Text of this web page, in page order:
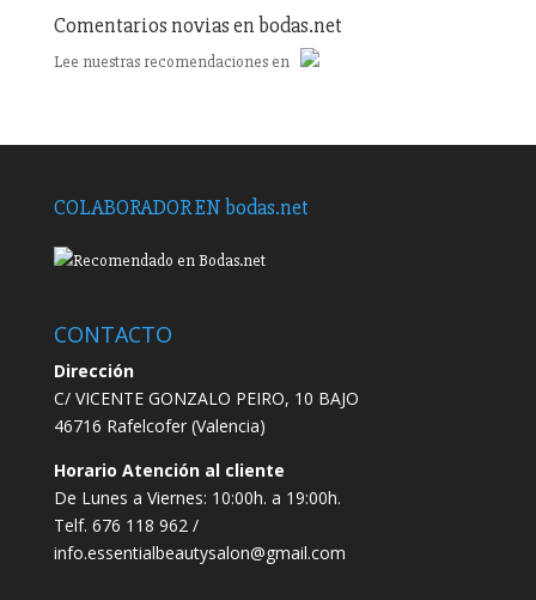
Comentarios novias en bodas.net
Lee nuestras recomendacionesen
COLABORADOR EN bodas.net
CONTACTO
Dirección
C/ VICENTE GONZALO PEIRO, 10 BAJO
46716 Rafelcofer (Valencia)
Horario Atención al cliente
De Lunes a Viernes: 10:00h. a 19:00h.
Telf. 676 118 962 /
info.essentialbeautysalon@gmail.com